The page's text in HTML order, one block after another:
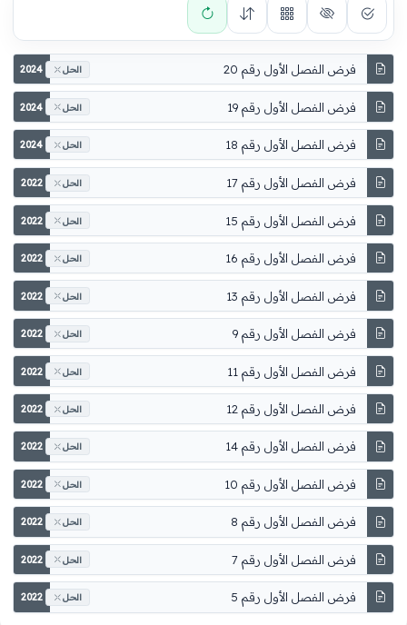
فرض الفصل الأول رقم 20 2024 الحل
فرض الفصل الأول رقم 19 2024 الحل
فرض الفصل الأول رقم 18 2024 الحل
فرض الفصل الأول رقم 17 2022 الحل
فرض الفصل الأول رقم 15 2022 الحل
فرض الفصل الأول رقم 16 2022 الحل
فرض الفصل الأول رقم 13 2022 الحل
فرض الفصل الأول رقم 9 2022 الحل
فرض الفصل الأول رقم 11 2022 الحل
فرض الفصل الأول رقم 12 2022 الحل
فرض الفصل الأول رقم 14 2022 الحل
فرض الفصل الأول رقم 10 2022 الحل
فرض الفصل الأول رقم 8 2022 الحل
فرض الفصل الأول رقم 7 2022 الحل
فرض الفصل الأول رقم 5 2022 الحل